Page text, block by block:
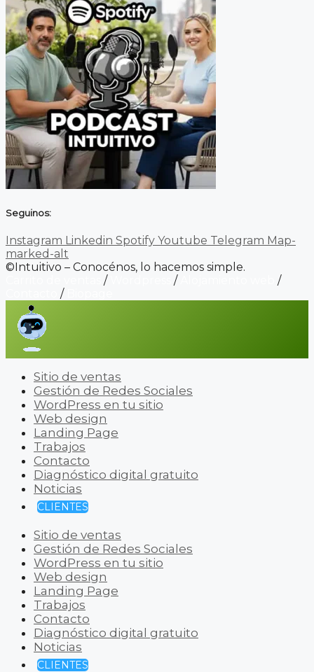
Seguinos:
Instagram Linkedin Spotify Youtube Telegram Map-
marked-alt
©Intuitivo – Conocénos, lo hacemos simple.
/ /
/
/
Sitio de ventas
Gestión de Redes Sociales
WordPress en tu sitio
Web design
Landing Page
Trabajos
Contacto
Diagnóstico digital gratuito
Noticias
CLIENTES
Sitio de ventas
Gestión de Redes Sociales
WordPress en tu sitio
Web design
Landing Page
Trabajos
Contacto
Diagnóstico digital gratuito
Noticias
CLIENTES